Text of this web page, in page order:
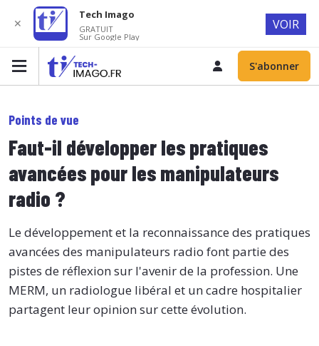
S'abonner
Points de vue
Faut-il développer les pratiques
avancées pour les manipulateurs
radio ?
Le développement et la reconnaissance des pratiques
avancées des manipulateurs radio font partie des
pistes de réflexion sur l'avenir de la profession. Une
MERM, un radiologue libéral et un cadre hospitalier
partagent leur opinion sur cette évolution.
✕
Tech Imago
GRATUIT
Sur Google Play
VOIR